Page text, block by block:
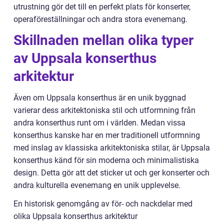
utrustning gör det till en perfekt plats för konserter,
operaföreställningar och andra stora evenemang.
Skillnaden mellan olika typer
av Uppsala konserthus
arkitektur
Även om Uppsala konserthus är en unik byggnad
varierar dess arkitektoniska stil och utformning från
andra konserthus runt om i världen. Medan vissa
konserthus kanske har en mer traditionell utformning
med inslag av klassiska arkitektoniska stilar, är Uppsala
konserthus känd för sin moderna och minimalistiska
design. Detta gör att det sticker ut och ger konserter och
andra kulturella evenemang en unik upplevelse.
En historisk genomgång av för- och nackdelar med
olika Uppsala konserthus arkitektur